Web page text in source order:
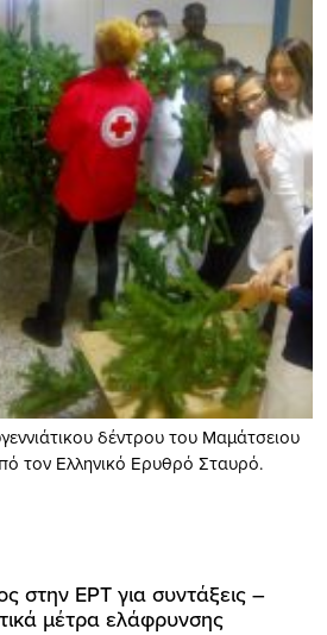
δέντρου του Μαμάτσειου
τον Ελληνικό Ερυθρό Σταυρό.
στην ΕΡΤ για συντάξεις –
μέτρα ελάφρυνσης